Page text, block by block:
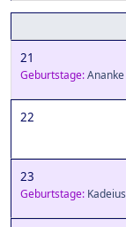
21
Geburtstage:Ananke
22
23
Geburtstage: Kadeius